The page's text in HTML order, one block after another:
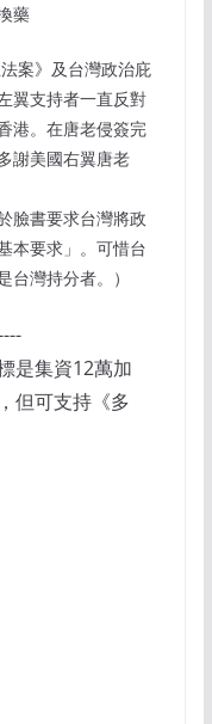
藥
案》及台灣政治庇
翼支持者一直反對
港。在唐老侵簽完
謝美國右翼唐老
臉書要求台灣將政
本要求」。可惜台
灣持分者。）
是集資12萬加
但可支持《多